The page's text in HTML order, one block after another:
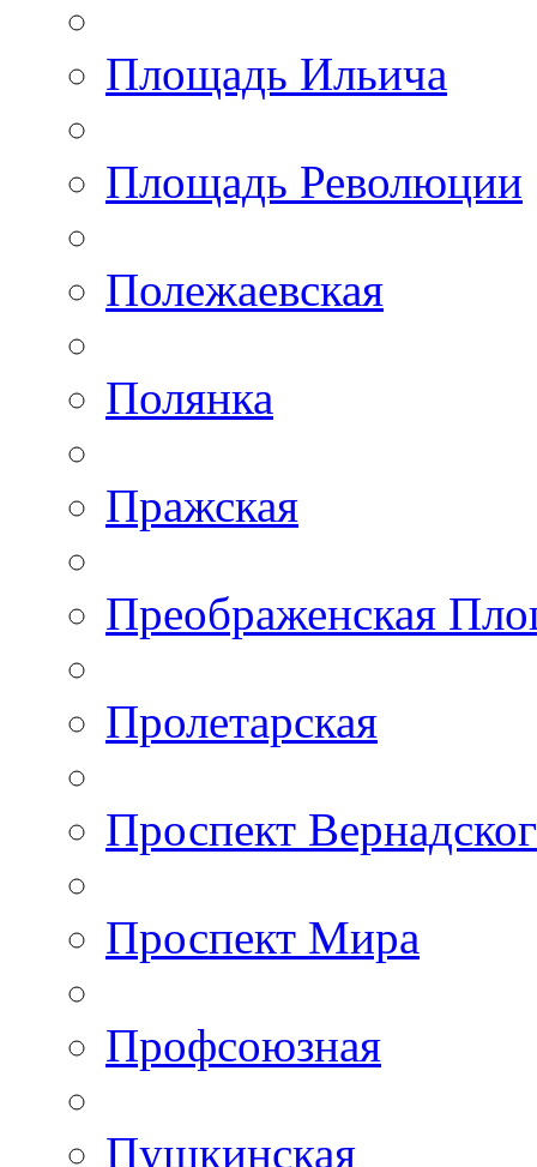
Площадь Ильича
Площадь Революции
Полежаевская
Полянка
Пражская
Преображенская
Пролетарская
Проспект
Проспект Мира
Профсоюзная
Пушкинская